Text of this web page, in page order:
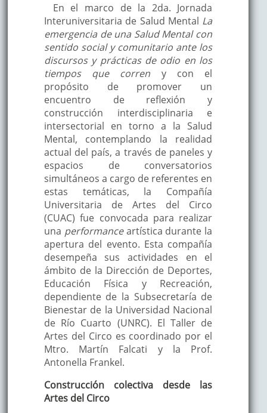
En el marco de la 2da. Jornada
Interuniversitaria de Salud Mental La
emergencia de una Salud Mental con
sentido social y comunitario ante los
discursos y prácticas de odio en los
tiempos que corren y con el
propósito de promover un
encuentro de reflexión y
construcción interdisciplinaria e
intersectorial en torno a la Salud
Mental, contemplando la realidad
actual del país, a través de paneles y
espacios de conversatorios
simultáneos a cargo de referentes en
estas temáticas, la Compañía
Universitaria de Artes del Circo
(CUAC) fue convocada para realizar
una performanceartística durante la
apertura del evento. Esta compañía
desempeña sus actividades en el
ámbito de la Dirección de Deportes,
Educación Física y Recreación,
dependiente de la Subsecretaría de
Bienestar de la Universidad Nacional
de Río Cuarto (UNRC). El Taller de
Artes del Circo es coordinado por el
Mtro. Martín Falcati y la Prof.
Antonella Frankel.
Construcción colectiva desde las
Artes del Circo